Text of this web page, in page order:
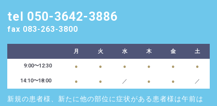
tel 050-3642-3886
fax 083-263-3800
月 火 水 木 金 土
9:00～12:30 ● ● ● ● ● ●
14:10〜18:00 ● ● ／ ● ● ／
新規の患者様、新たに他の部位に症状がある患者様は午前は